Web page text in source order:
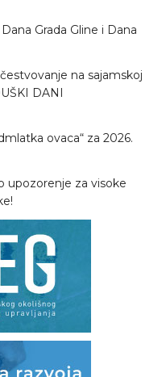
Grada Gline i Dana
na sajamskoj
DANI
ovaca“ za 2026.
upozorenje za visoke